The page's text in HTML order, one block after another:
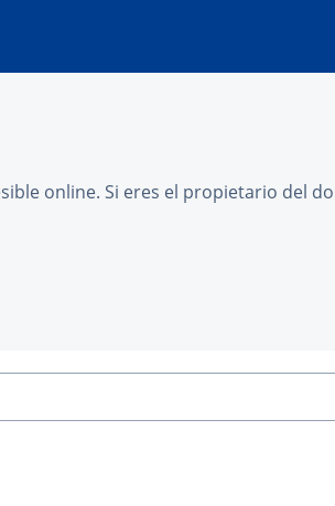
online. Si eres el propietario del